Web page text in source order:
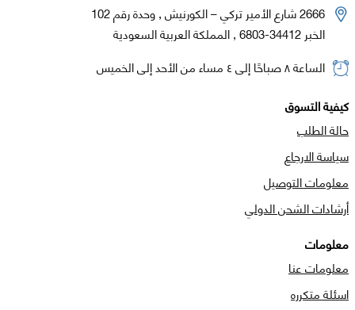
2666 شارع الأمير تركي – الكورنيش , وحدة رقم 102
الخبر 34412-6803 , المملكة العربية السعودية
الساعة ٨ صباحًا إلى ٤ مساء من الأحد إلى الخميس
كيفية التسوق
حالة الطلب
سياسة الارجاع
معلومات التوصيل
أرشادات الشحن الدولي
معلومات
معلومات عنا
اسئلة متكرره